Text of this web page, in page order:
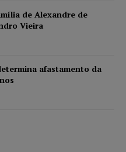
de Alexandre de
Vieira
afastamento da